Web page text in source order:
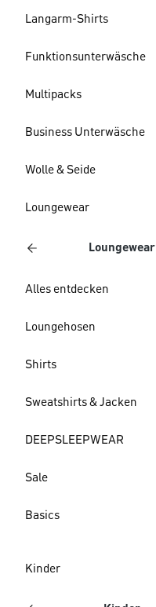
Langarm-Shirts
Funktionsunterwäsche
Multipacks
Business Unterwäsche
Wolle & Seide
Loungewear
Loungewear
Alles entdecken
Loungehosen
Shirts
Sweatshirts & Jacken
DEEPSLEEPWEAR
Sale
Basics
Kinder